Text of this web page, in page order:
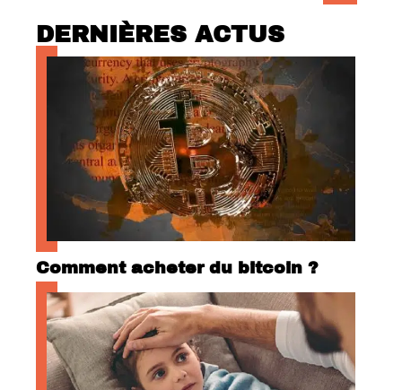
DERNIÈRES ACTUS
Comment acheter du bitcoin ?